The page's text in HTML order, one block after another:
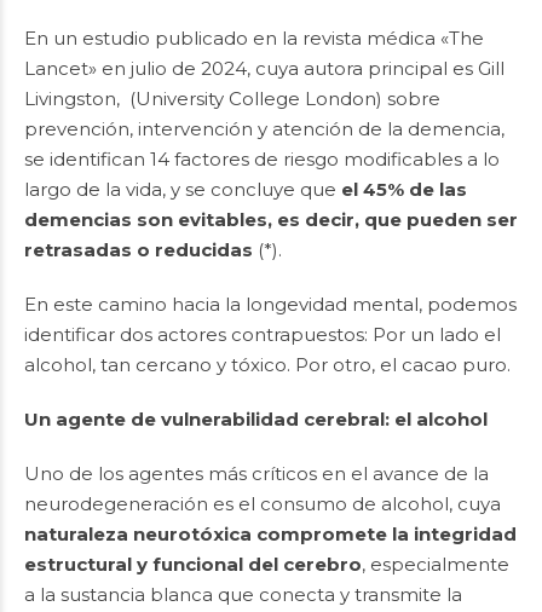
En un estudio publicado en la revista médica «The
Lancet» en julio de 2024, cuya autora principal es Gill
Livingston, (University College London) sobre
prevención, intervención y atención de la demencia,
se identifican 14 factores de riesgo modificables a lo
largo de la vida, y se concluye que el 45% de las
demencias son evitables, es decir, que pueden ser
retrasadas o reducidas (*).
En este camino hacia la longevidad mental, podemos
identificar dos actores contrapuestos: Por un lado el
alcohol, tan cercano y tóxico. Por otro, el cacao puro.
Un agente de vulnerabilidad cerebral: el alcohol
Uno de los agentes más críticos en el avance de la
neurodegeneración es el consumo de alcohol, cuya
naturaleza neurotóxica compromete la integridad
estructural y funcional del cerebro, especialmente
a la sustancia blanca que conecta y transmite la